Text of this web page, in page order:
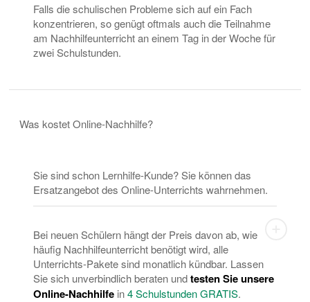
Falls die schulischen Probleme sich auf ein Fach
konzentrieren, so genügt oftmals auch die Teilnahme
am Nachhilfeunterricht an einem Tag in der Woche für
zwei Schulstunden.
Was kostet Online-Nachhilfe?
Sie sind schon Lernhilfe-Kunde? Sie können das
Ersatzangebot des Online-Unterrichts wahrnehmen.
Bei neuen Schülern hängt der Preis davon ab, wie
häufig Nachhilfeunterricht benötigt wird, alle
Unterrichts-Pakete sind monatlich kündbar. Lassen
Sie sich unverbindlich beraten undtesten Sie unsere
Online-Nachhilfe in4 Schulstunden GRATIS.